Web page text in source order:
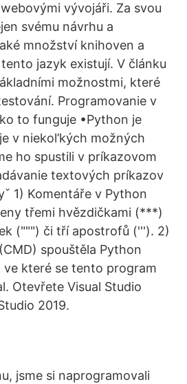
vývojáři. Za svou
svému návrhu a
množství knihoven a
jazyk existují. V článku
možnostmi, které
Programovanie v
to funguje •Python je
v niekol’kých možných
ho spustili v príkazovom
textových príkazov
1) Komentáře v Python
třemi hvězdičkami (***)
(""") či tří apostrofů ('''). 2)
spouštěla Python
ve které se tento program
Otevřete Visual Studio
2019.
jsme si naprogramovali